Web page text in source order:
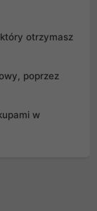
otrzymasz
poprzez
w